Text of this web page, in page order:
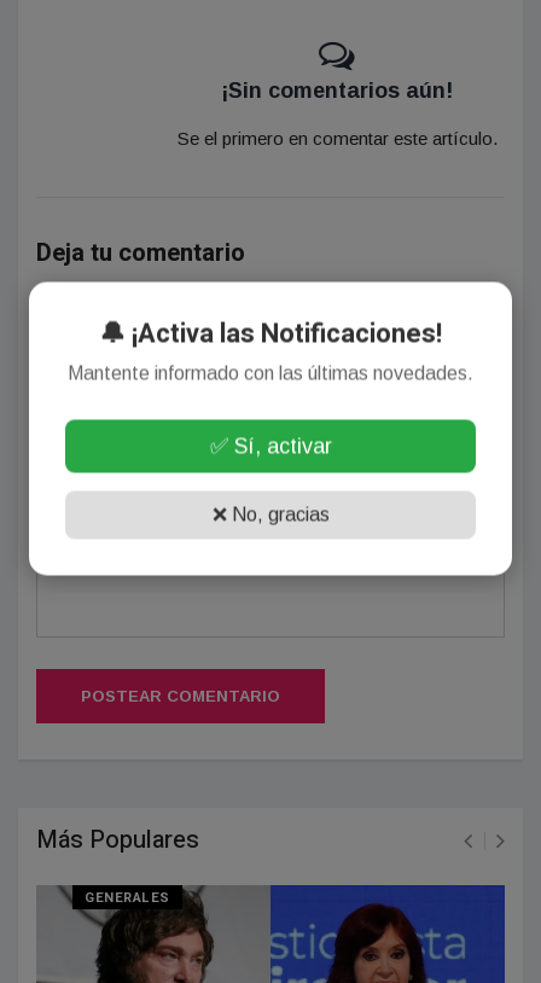
¡Sin comentarios aún!
Se el primero en comentar este artículo.
Deja tu comentario
(Su email no será publicado)
POSTEAR COMENTARIO
Más Populares
GENERALES
🔔 ¡Activa las Notificaciones!
Mantente informado con las últimas novedades.
✅ Sí, activar
❌ No, gracias